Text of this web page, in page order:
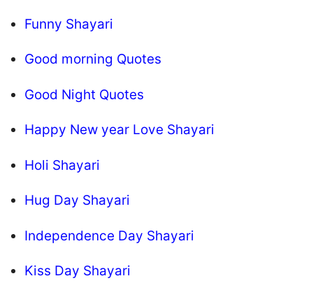
Funny Shayari
Good morning Quotes
Good Night Quotes
Happy New year Love Shayari
Holi Shayari
Hug Day Shayari
Independence Day Shayari
Kiss Day Shayari